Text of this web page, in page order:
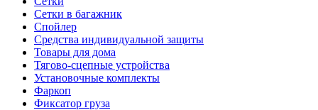
Сетки в багажник
Спойлер
Средства индивидуальной защиты
Товары для дома
Тягово-сцепные устройства
Установочные комплекты
Фаркоп
Фиксатор груза